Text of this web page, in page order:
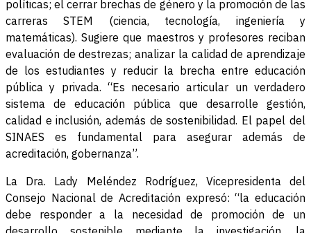
políticas; el cerrar brechas de género y la promoción de las
carreras STEM (ciencia, tecnología, ingeniería y
matemáticas). Sugiere que maestros y profesores reciban
evaluación de destrezas; analizar la calidad de aprendizaje
de los estudiantes y reducir la brecha entre educación
pública y privada. “Es necesario articular un verdadero
sistema de educación pública que desarrolle gestión,
calidad e inclusión, además de sostenibilidad. El papel del
SINAES es fundamental para asegurar además de
acreditación, gobernanza”.
La Dra. Lady Meléndez Rodríguez, Vicepresidenta del
Consejo Nacional de Acreditación expresó: “la educación
debe responder a la necesidad de promoción de un